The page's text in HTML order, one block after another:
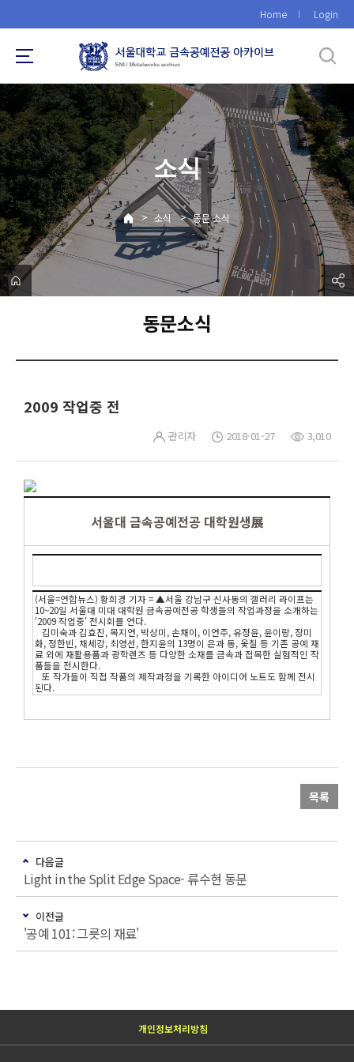
로
메
뉴
Home Login
소식
> 소식 > 동문 소식
동문소식
2009 작업중 전
관리자 2018-01-27 3,010
서울대 금속공예전공 대학원생展
(서울=연합뉴스) 황희경 기자 = ▲서울 강남구 신사동의 갤러리 라이프는
10~20일 서울대 미대 대학원 금속공예전공 학생들의 작업과정을 소개하는
'2009 작업중' 전시회를 연다.
김미숙과 김효진, 목지연, 박상미, 손채이, 이연주, 유정윤, 윤이랑, 장미
화, 정한빈, 채세강, 최영선, 한지윤의 13명이 은과 동, 옻칠 등 기존 공예 재
료 외에 재활용품과 광학렌즈 등 다양한 소재를 금속과 접목한 실험적인 작
품들을 전시한다.
또 작가들이 직접 작품의 제작과정을 기록한 아이디어 노트도 함께 전시
된다.
목록
다음글
Light in the Split Edge Space- 류수현 동문
이전글
'공예 101: 그릇의 재료'
개인정보처리방침